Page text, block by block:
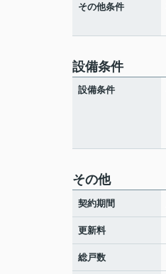
その他条件
設備条件
設備条件
その他
契約期間
更新料
総戸数